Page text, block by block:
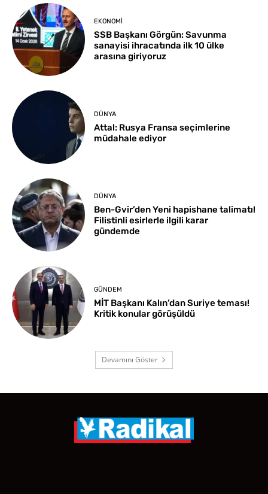
EKONOMI
SSB Başkanı Görgün: Savunma
sanayisi ihracatında ilk 10 ülke
arasına giriyoruz
DÜNYA
Attal: Rusya Fransa seçimlerine
müdahale ediyor
DÜNYA
Ben-Gvir’den Yeni hapishane talimatı!
Filistinli esirlerle ilgili karar
gündemde
GÜNDEM
MİT Başkanı Kalın’dan Suriye teması!
Kritik konular görüşüldü
Devamını Göster